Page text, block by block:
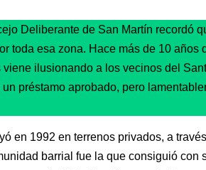
Deliberante de San Martín recordó
toda esa zona. Hace más de 10 años
ilusionando a los vecinos del
préstamo aprobado, pero
en 1992 en terrenos privados, a
barrial fue la que consiguió con